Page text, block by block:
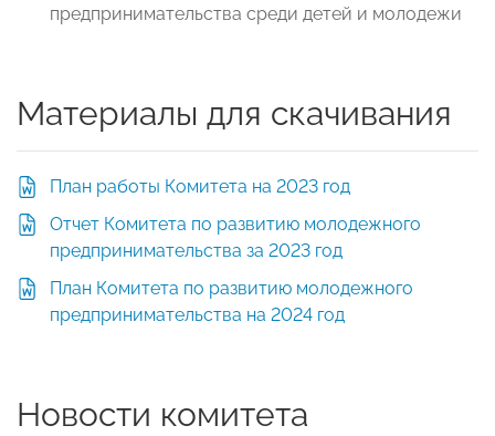
предпринимательства среди детей и молодежи
Материалы для скачивания
План работы Комитета на 2023 год
Отчет Комитета по развитию молодежного
предпринимательства за 2023 год
План Комитета по развитию молодежного
предпринимательства на 2024 год
Новости комитета